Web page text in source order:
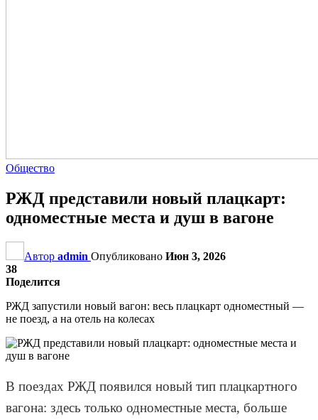
Общество
РЖД представили новый плацкарт:
одноместные места и душ в вагоне
Автор admin Опубликовано Июн 3, 2026
38
Поделится
РЖД запустили новый вагон: весь плацкарт одноместный —
не поезд, а на отель на колесах
В поездах РЖД появился новый тип плацкартного
вагона: здесь только одноместные места, больше